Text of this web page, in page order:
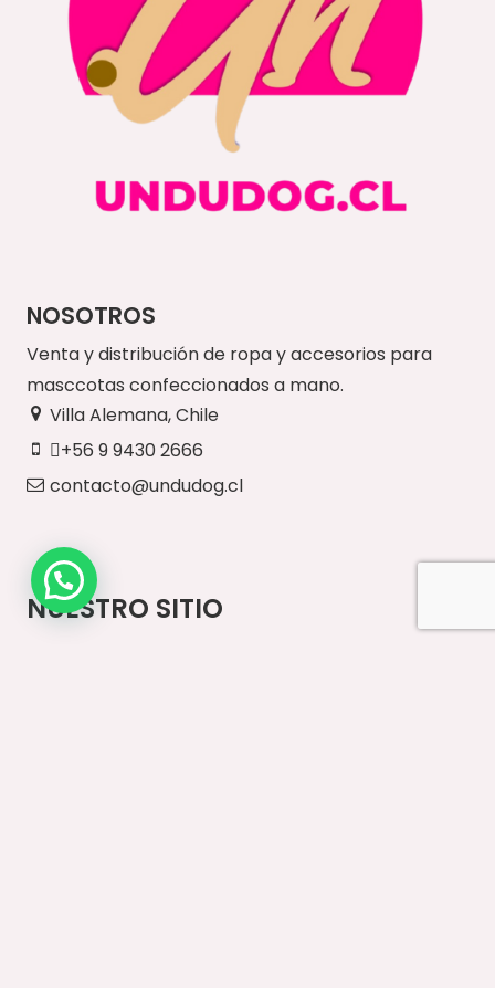
NOSOTROS
Venta y distribución de ropa y accesorios para
masccotas confeccionados a mano.
Villa Alemana, Chile
+56 9 9430 2666
contacto@undudog.cl
NUESTRO SITIO